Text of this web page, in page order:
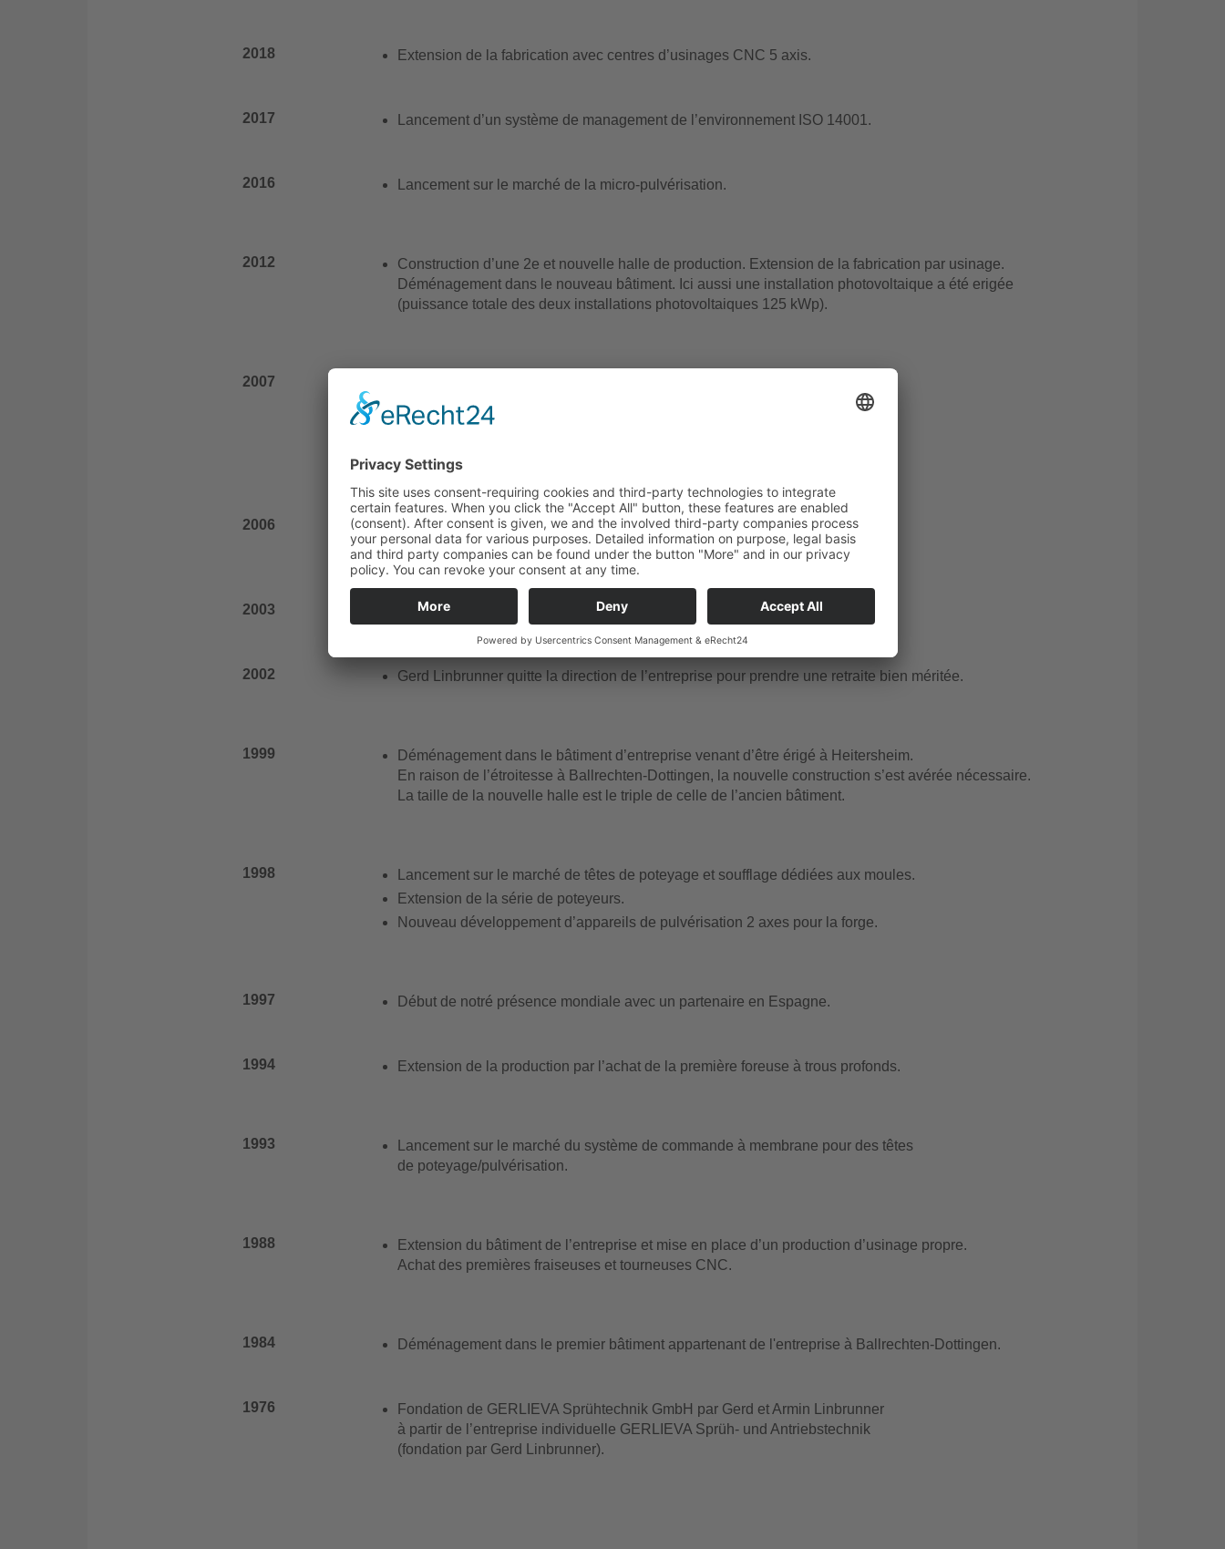
2018 Extension de la fabrication avec centres d’usinages CNC 5 axis.
2017 Lancement d’un système de management de l’environnement ISO 14001.
2016 Lancement sur le marché de la micro-pulvérisation.
2012
Construction d’une 2e et nouvelle halle de production. Extension de la fabrication par usinage.
Déménagement dans le nouveau bâtiment. Ici aussi une installation photovoltaique a été erigée
(puissance totale des deux installations photovoltaiques 125 kWp).
2007
(depuis 2012 également centre de formation pour mécaniciens industriels).
Mise en place d’une installation voltaique d’une puissance de 84,2 kWp
2006
Expansion de notré présence mondiale avec un nouveau partenaire
pour Amérique du Nord, du Sud et Centrale.
2003 Lancement d’un système de management de la qualité ISO 9001.
2002 Gerd Linbrunner quitte la direction de l’entreprise pour prendre une retraite bien méritée.
1999
Déménagement dans le bâtiment d’entreprise venant d’être érigé à Heitersheim.
En raison de l’étroitesse à Ballrechten-Dottingen, la nouvelle construction s’est avérée nécessaire.
La taille de la nouvelle halle est le triple de celle de l’ancien bâtiment.
1998
Lancement sur le marché de têtes de poteyage et soufflage dédiées aux moules.
Extension de la série de poteyeurs.
Nouveau développement d’appareils de pulvérisation 2 axes pour la forge.
1997 Début de notré présence mondiale avec un partenaire en Espagne.
1994 Extension de la production par l’achat de la première foreuse à trous profonds.
1993
Lancement sur le marché du système de commande à membrane pour des têtes
de poteyage/pulvérisation.
1988
Extension du bâtiment de l’entreprise et mise en place d’un production d’usinage propre.
Achat des premières fraiseuses et tourneuses CNC.
1984 Déménagement dans le premier bâtiment appartenant de l'entreprise à Ballrechten-Dottingen.
1976
Fondation de GERLIEVA Sprühtechnik GmbH par Gerd et Armin Linbrunner
à partir de l’entreprise individuelle GERLIEVA Sprüh- und Antriebstechnik
(fondation par Gerd Linbrunner).